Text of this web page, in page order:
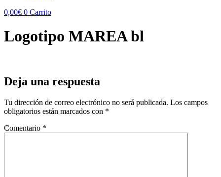
0,00€ 0 Carrito
Logotipo MAREA bl
Deja una respuesta
Tu dirección de correo electrónico no será publicada. Los campos
obligatorios están marcados con *
Comentario *